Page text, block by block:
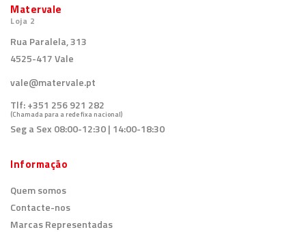
Matervale
Loja 2
Rua Paralela, 313
4525-417 Vale
vale@matervale.pt
Tlf:+351 256 921 282
(Chamada para a rede fixa nacional)
Seg a Sex 08:00-12:30 | 14:00-18:30
Informação
Quem somos
Contacte-nos
Marcas Representadas